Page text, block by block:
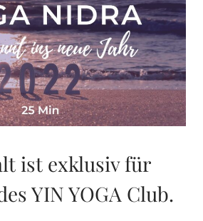
ist exklusiv für
YIN YOGA Club.